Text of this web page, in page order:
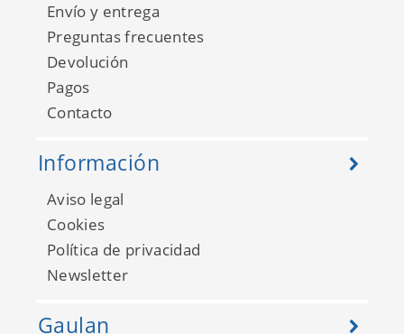
Envío y entrega
Preguntas frecuentes
Devolución
Pagos
Contacto
Información
Aviso legal
Cookies
Política de privacidad
Newsletter
Gaulan